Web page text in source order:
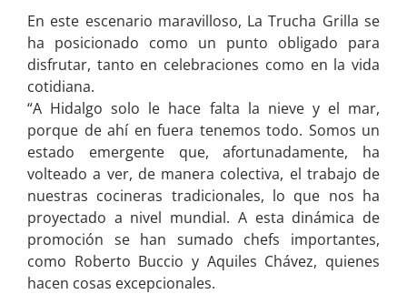
En este escenario maravilloso, La Trucha Grilla se
ha posicionado como un punto obligado para
disfrutar, tanto en celebraciones como en la vida
cotidiana.
“A Hidalgo solo le hace falta la nieve y el mar,
porque de ahí en fuera tenemos todo. Somos un
estado emergente que, afortunadamente, ha
volteado a ver, de manera colectiva, el trabajo de
nuestras cocineras tradicionales, lo que nos ha
proyectado a nivel mundial. A esta dinámica de
promoción se han sumado chefs importantes,
como Roberto Buccio y Aquiles Chávez, quienes
hacen cosas excepcionales.